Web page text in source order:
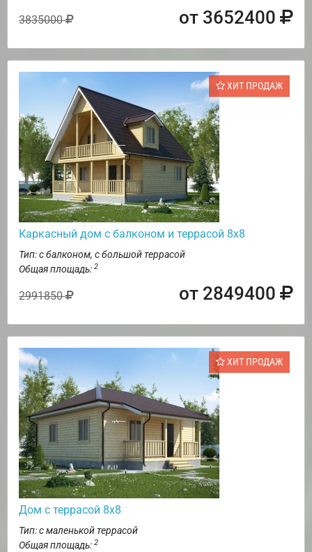
3835000 от 3652400
ХИТ ПРОДАЖ
Каркасный дом с балконом и террасой 8х8
Тип: с балконом, с большой террасой
Общая площадь: 2
2991850 от 2849400
ХИТ ПРОДАЖ
Дом с террасой 8х8
Тип: с маленькой террасой
Общая площадь: 2